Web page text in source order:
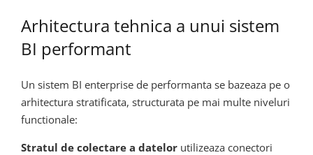
Arhitectura tehnica a unui sistem
BI performant
Un sistem BI enterprise de performanta se bazeaza pe o
arhitectura stratificata, structurata pe mai multe niveluri
functionale:
Stratul de colectare a datelor utilizeaza conectori